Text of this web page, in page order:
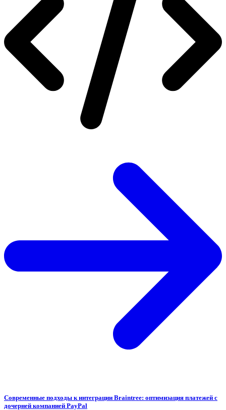
Современные подходы к интеграции Braintree: оптимизация платежей с
дочерней компанией PayPal